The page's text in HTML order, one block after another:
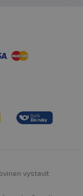
vystavit